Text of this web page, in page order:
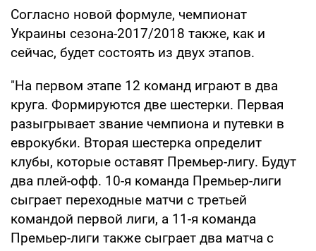
Согласно новой формуле, чемпионат
Украины сезона-2017/2018 также, как и
сейчас, будет состоять из двух этапов.
"На первом этапе 12 команд играют в два
круга. Формируются две шестерки. Первая
разыгрывает звание чемпиона и путевки в
еврокубки. Вторая шестерка определит
клубы, которые оставят Премьер-лигу. Будут
два плей-офф. 10-я команда Премьер-лиги
сыграет переходные матчи с третьей
командой первой лиги, а 11-я команда
Премьер-лиги также сыграет два матча с